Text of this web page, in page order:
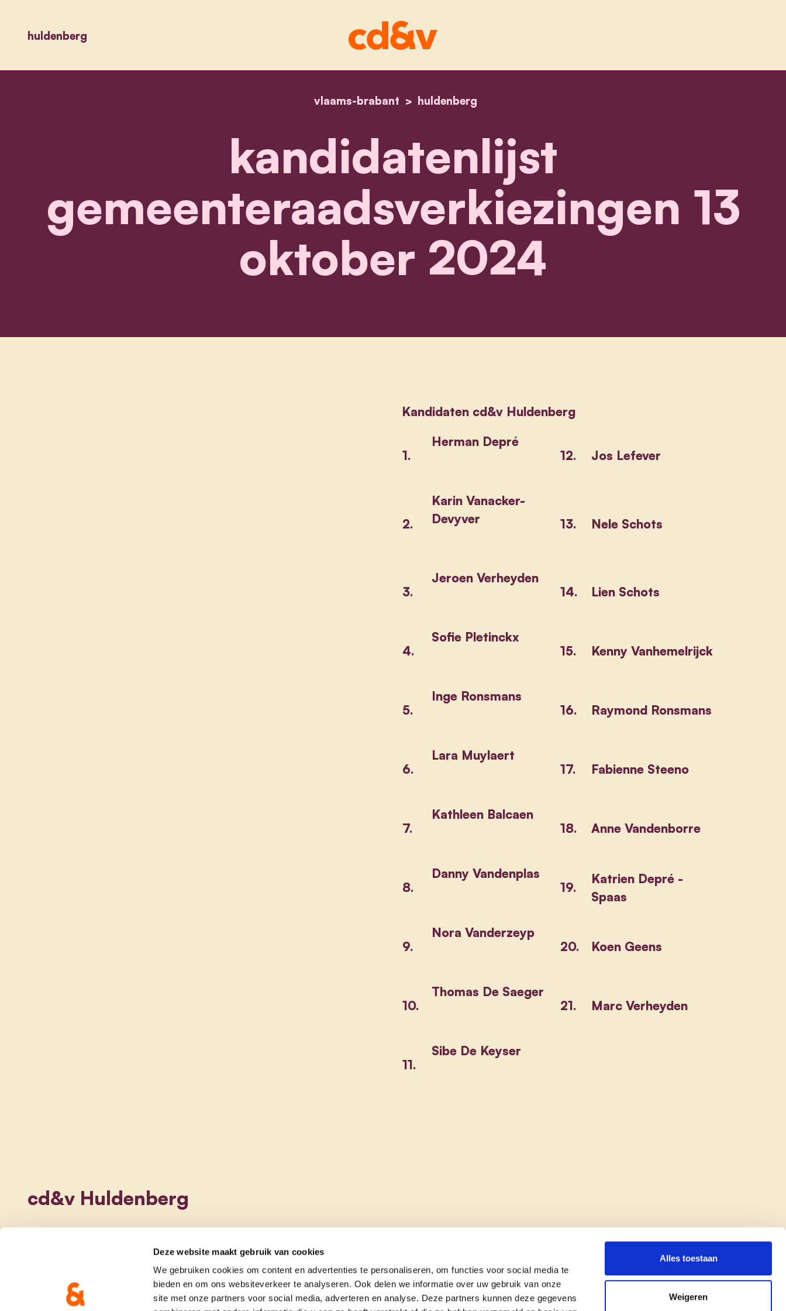
Deze website maakt gebruik van cookies
We gebruiken cookies om content en advertenties te personaliseren, om functies voor social media te
bieden en om ons websiteverkeer te analyseren. Ook delen we informatie over uw gebruik van onze
site met onze partners voor social media, adverteren en analyse. Deze partners kunnen deze gegevens
Alles toestaan
Weigeren
huldenberg
home
vlaams-brabant huldenberg
kandidatenlijst gemeenteraadsverkiezingen 13 oktober 2024
kandidatenlijst
gemeenteraadsverkiezingen 13
oktober 2024
Kandidaten cd&v Huldenberg
1.
Herman Depré
12.
Jos Lefever
2.
Karin Vanacker-
Devyver
13. Nele Schots
3.
Jeroen Verheyden
14.
Lien Schots
4.
Sofie Pletinckx
15.
Kenny Vanhemelrijck
5.
Inge Ronsmans
16.
Raymond Ronsmans
6.
Lara Muylaert
17.
Fabienne Steeno
7.
Kathleen Balcaen
18.
Anne Vandenborre
8.
Danny Vandenplas
19.
Katrien Depré -
Spaas
9.
Nora Vanderzeyp
20.
Koen Geens
10.
Thomas De Saeger
21.
Marc Verheyden
11.
Sibe De Keyser
cd&v Huldenberg